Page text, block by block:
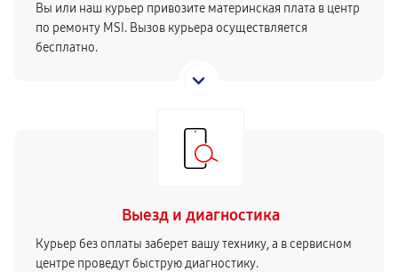
Вы или наш курьер привозите материнская плата в центр
по ремонту MSI. Вызов курьера осуществляется
бесплатно.
Выезд и диагностика
Курьер без оплаты заберет вашу технику, а в сервисном
центре проведут быструю диагностику.